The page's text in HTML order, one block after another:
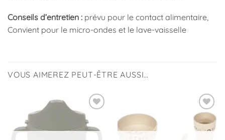
Conseils d’entretien : prévu pour le contact alimentaire,
Convient pour le micro-ondes et le lave-vaisselle
VOUS AIMEREZ PEUT-ÊTRE AUSSI…
Ajouter
à la
liste
Ajouter
à la
liste